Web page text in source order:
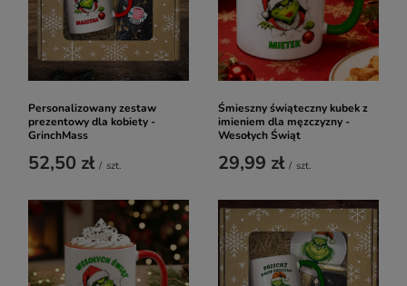
Personalizowany zestaw
prezentowy dla kobiety -
GrinchMass
52,50 zł / szt.
Śmieszny świąteczny kubek z
imieniem dla męzczyzny -
Wesołych Świąt
29,99 zł / szt.